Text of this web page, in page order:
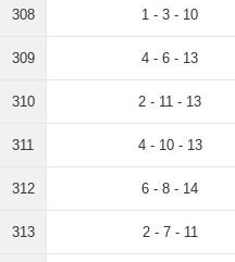
308 1 - 3 - 10
309 4 - 6 - 13
310 2 - 11 - 13
311 4 - 10 - 13
312 6 - 8 - 14
313 2 - 7 - 11